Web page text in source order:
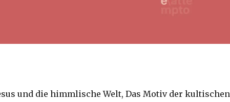
und die himmlische Welt, Das Motiv der kultischen